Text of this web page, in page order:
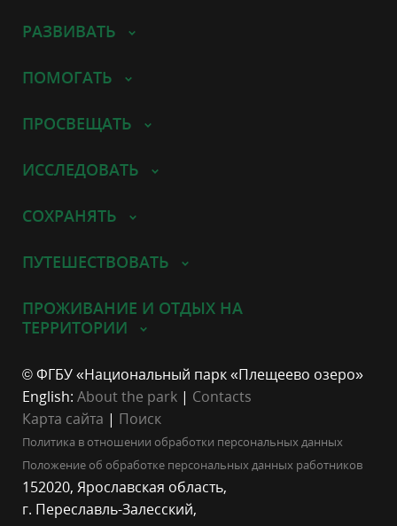
РАЗВИВАТЬ
ПОМОГАТЬ
ПРОСВЕЩАТЬ
ИССЛЕДОВАТЬ
СОХРАНЯТЬ
ПУТЕШЕСТВОВАТЬ
ПРОЖИВАНИЕ И ОТДЫХ НА
ТЕРРИТОРИИ
© ФГБУ «Национальный парк «Плещеево озеро»
English: About the park | Contacts
Карта сайта | Поиск
Политика в отношении обработки персональных данных
Положение об обработке персональных данных работников
152020, Ярославская область,
г. Переславль-Залесский,